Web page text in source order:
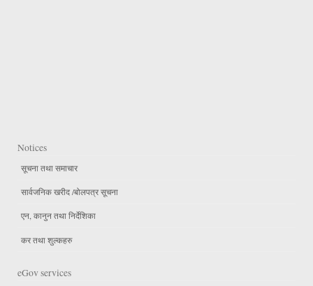
Notices
सूचना तथा समाचार
सार्वजनिक खरीद /बोलपत्र सूचना
एन, कानुन तथा निर्देशिका
कर तथा शुल्कहरु
eGov services